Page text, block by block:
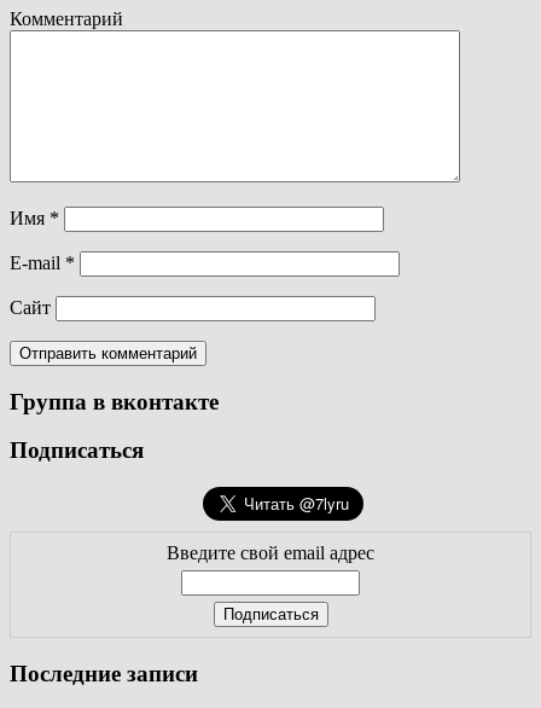
Комментарий
Имя *
E-mail *
Сайт
Группа в вконтакте
Подписаться
Введите свой email адрес
Последние записи